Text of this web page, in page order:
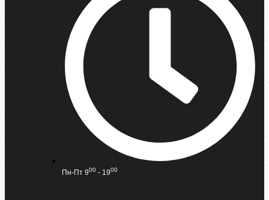
Пн-Пт 900 - 1900